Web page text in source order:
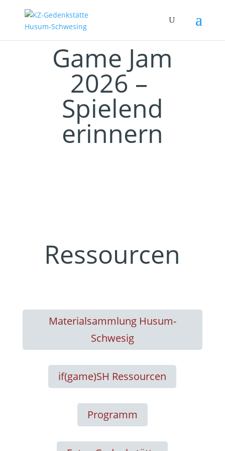
Game Jam
2026 –
Spielend
erinnern
Ressourcen
Materialsammlung Husum-
Schwesig
if(game)SH Ressourcen
Programm